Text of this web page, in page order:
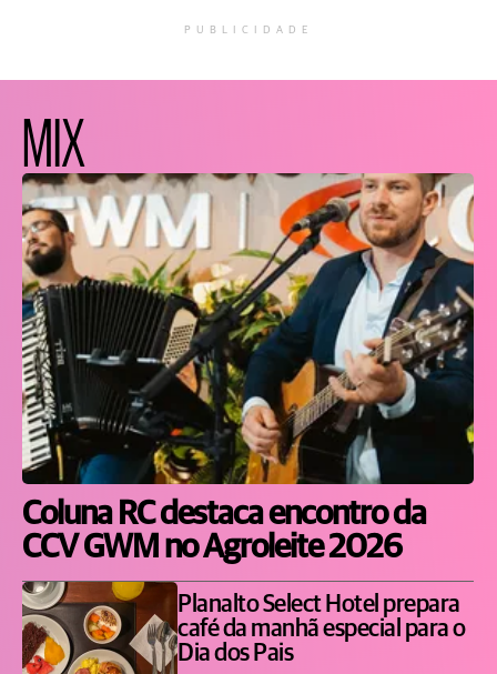
PUBLICIDADE
MIX
Coluna RC destaca encontro da
CCV GWM no Agroleite 2026
Planalto Select Hotel prepara
café da manhã especial para o
Dia dos Pais